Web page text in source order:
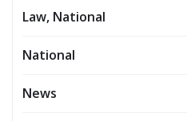
Law, National
National
News